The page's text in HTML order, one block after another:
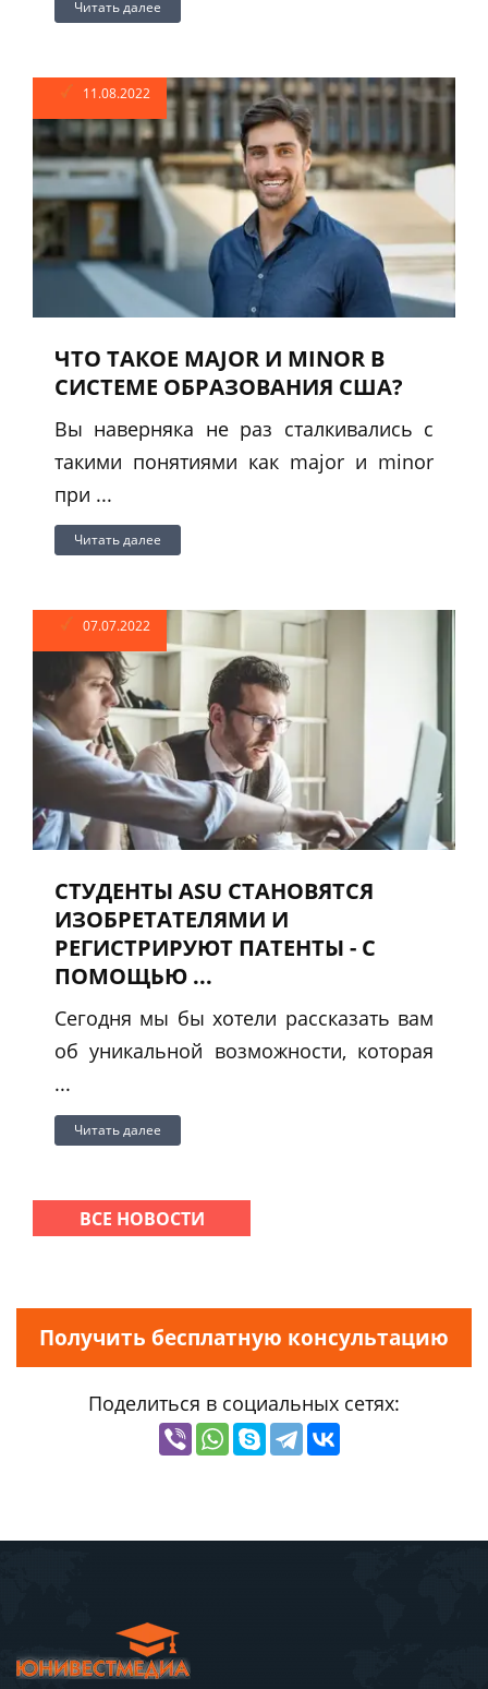
Читать далее
11.08.2022
ЧТО ТАКОЕ MAJOR И MINOR В
СИСТЕМЕ ОБРАЗОВАНИЯ США?
Вы наверняка не раз сталкивались с
такими понятиями как major и minor
при ...
Читать далее
07.07.2022
СТУДЕНТЫ ASU СТАНОВЯТСЯ
ИЗОБРЕТАТЕЛЯМИ И
РЕГИСТРИРУЮТ ПАТЕНТЫ - С
ПОМОЩЬЮ ...
Сегодня мы бы хотели рассказать вам
об уникальной возможности, которая
...
Читать далее
ВСЕ НОВОСТИ
Получить бесплатную консультацию
Поделиться в социальных сетях: